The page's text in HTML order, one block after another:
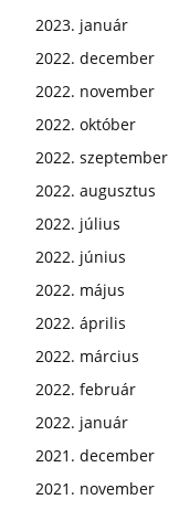
2023. január
2022. december
2022. november
2022. október
2022. szeptember
2022. augusztus
2022. július
2022. június
2022. május
2022. április
2022. március
2022. február
2022. január
2021. december
2021. november